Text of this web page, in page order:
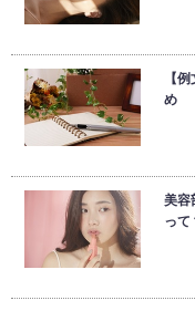
【
め
美容
って